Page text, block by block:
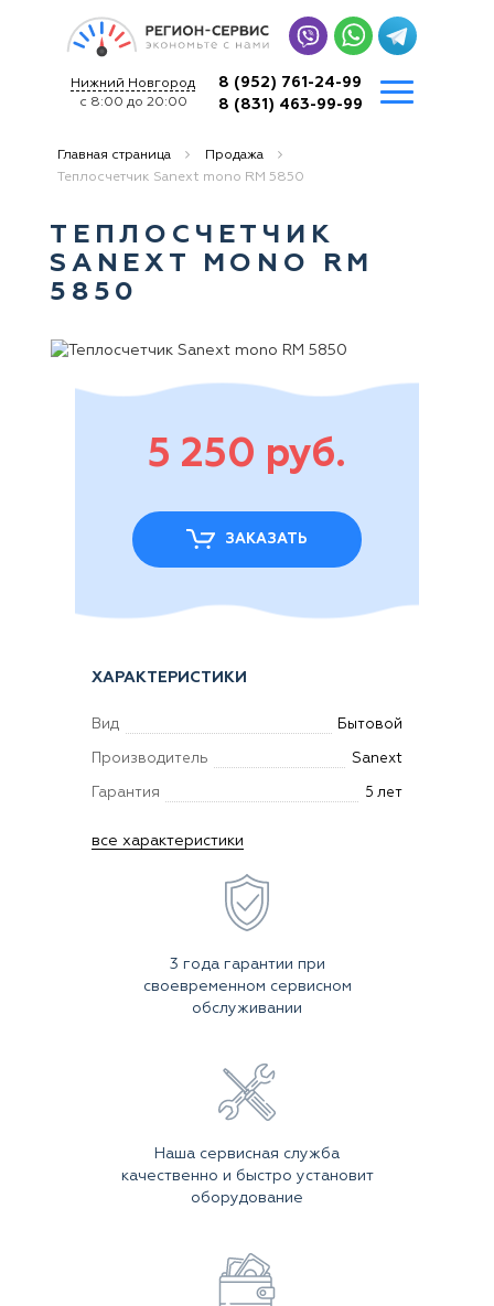
Нижний Новгород
с 8:00 до 20:00
8 (952) 761-24-99
8 (831) 463-99-99
Главная страница
Продажа
Теплосчетчик Sanext mono RM 5850
ТЕПЛОСЧЕТЧИК
SANEXT MONO RM
5850
5 250 руб.
ЗАКАЗАТЬ
ХАРАКТЕРИСТИКИ
Вид Бытовой
Производитель Sanext
Гарантия 5 лет
все характеристики
3 года гарантии при
своевременном сервисном
обслуживании
Наша сервисная служба
качественно и быстро установит
оборудование